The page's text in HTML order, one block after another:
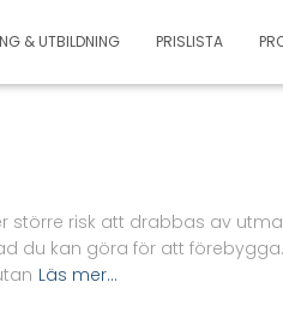
& UTBILDNING PRISLISTA
större risk att drabbas av
du kan göra för att
Läs mer…